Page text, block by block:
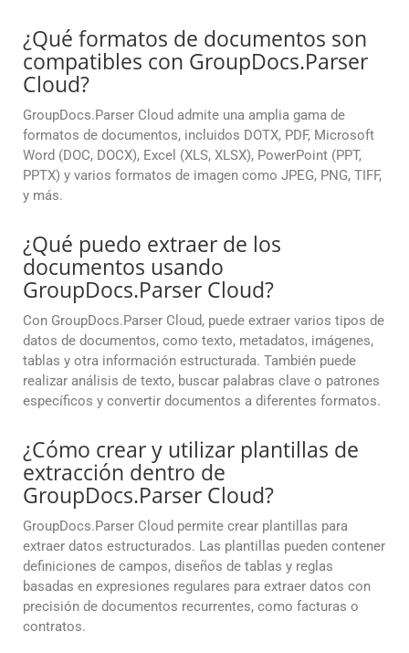
¿Qué formatos de documentos son
compatibles con GroupDocs.Parser
Cloud?
GroupDocs.Parser Cloud admite una amplia gama de
formatos de documentos, incluidos DOTX, PDF, Microsoft
Word (DOC, DOCX), Excel (XLS, XLSX), PowerPoint (PPT,
PPTX) y varios formatos de imagen como JPEG, PNG, TIFF,
y más.
¿Qué puedo extraer de los
documentos usando
GroupDocs.Parser Cloud?
Con GroupDocs.Parser Cloud, puede extraer varios tipos de
datos de documentos, como texto, metadatos, imágenes,
tablas y otra información estructurada. También puede
realizar análisis de texto, buscar palabras clave o patrones
específicos y convertir documentos a diferentes formatos.
¿Cómo crear y utilizar plantillas de
extracción dentro de
GroupDocs.Parser Cloud?
GroupDocs.Parser Cloud permite crear plantillas para
extraer datos estructurados. Las plantillas pueden contener
definiciones de campos, diseños de tablas y reglas
basadas en expresiones regulares para extraer datos con
precisión de documentos recurrentes, como facturas o
contratos.